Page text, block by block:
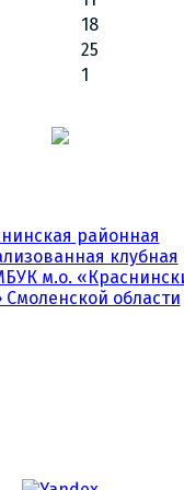
18
25
1
районная
клубная
м.о.
Смоленской области